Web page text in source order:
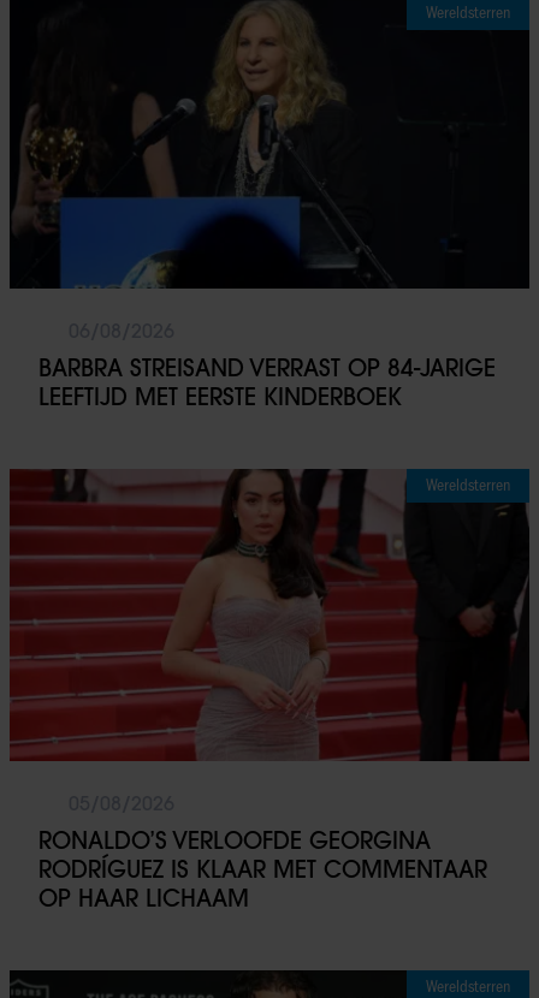
Wereldsterren
BARBRA STREISAND VERRAST OP 84-JARIGE
LEEFTIJD MET EERSTE KINDERBOEK
Wereldsterren
RONALDO’S VERLOOFDE GEORGINA
RODRÍGUEZ IS KLAAR MET COMMENTAAR
OP HAAR LICHAAM
Wereldsterren